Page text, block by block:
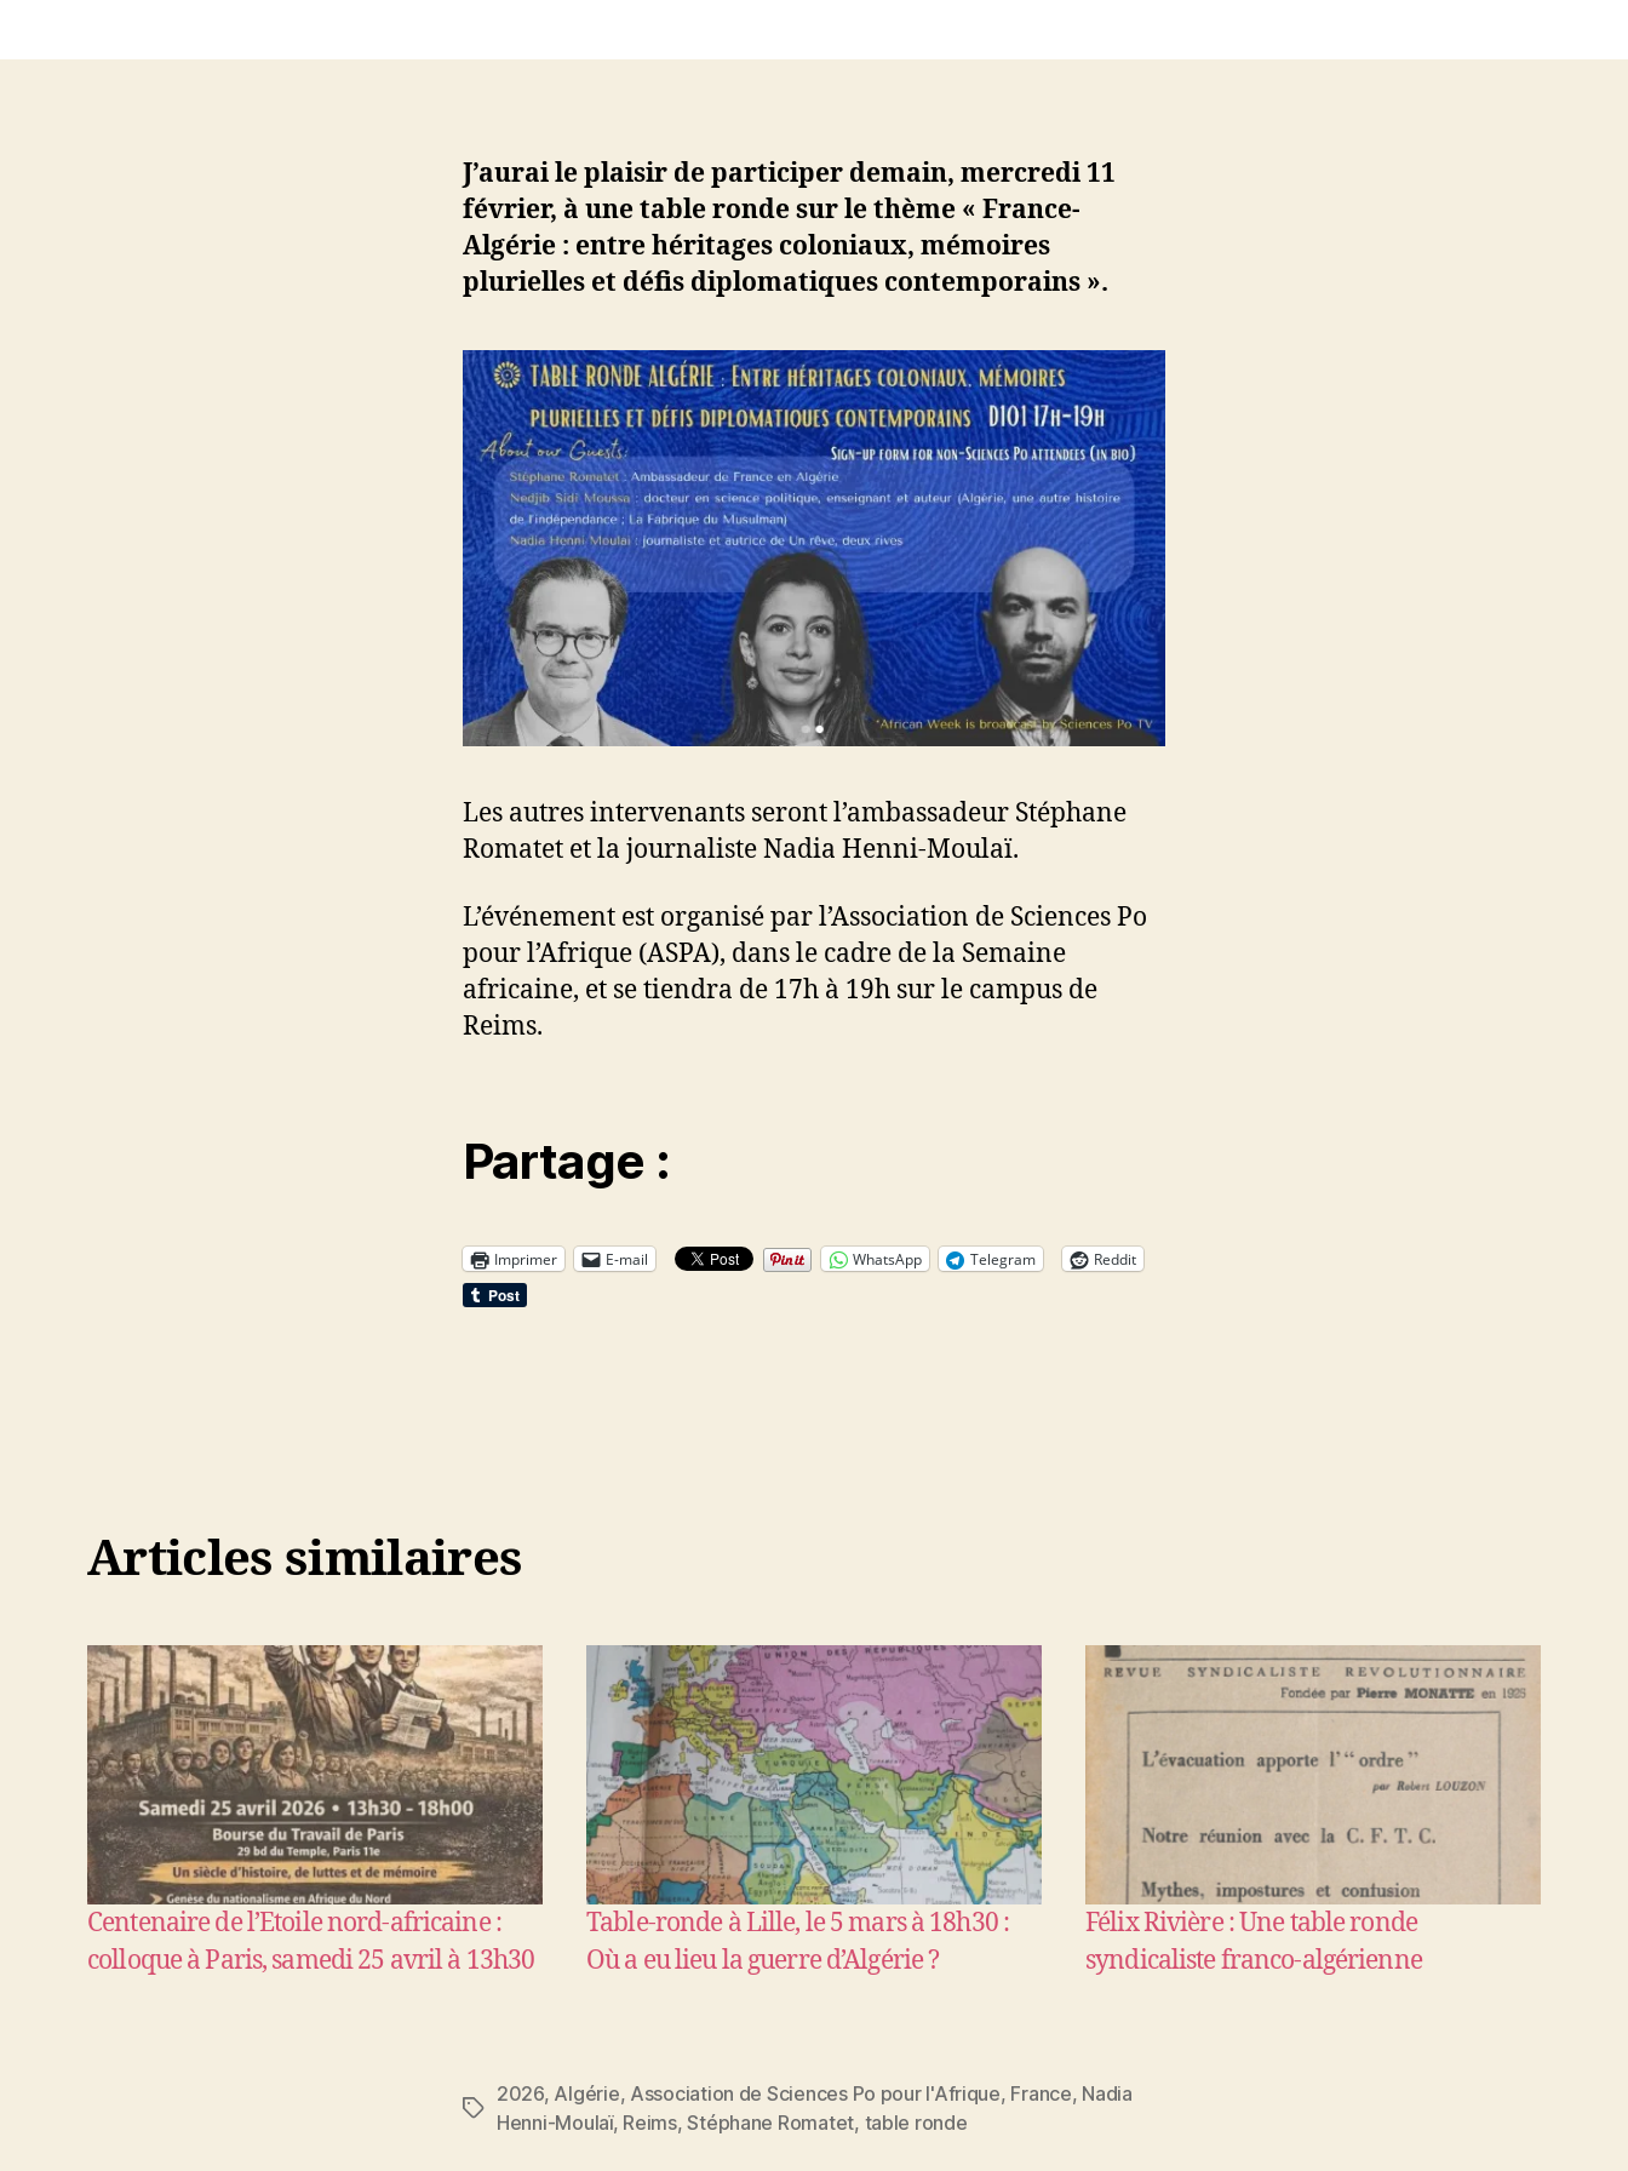
b
J’aurai le plaisir de participer demain, mercredi 11
février, à une table ronde sur le thème « France-
Algérie : entre héritages coloniaux, mémoires
plurielles et défis diplomatiques contemporains ».
Les autres intervenants seront l’ambassadeur Stéphane
Romatet et la journaliste Nadia Henni-Moulaï.
L’événement est organisé par l’Association de Sciences Po
pour l’Afrique (ASPA), dans le cadre de la Semaine
africaine, et se tiendra de 17h à 19h sur le campus de
Reims.
Partage :
Imprimer E-mail WhatsApp Telegram Reddit
Articles similaires
Centenaire de l’Etoile nord-africaine :
colloque à Paris, samedi 25 avril à 13h30
Table-ronde à Lille, le 5 mars à 18h30 :
Où a eu lieu la guerre d’Algérie ?
Félix Rivière : Une table ronde
syndicaliste franco-algérienne
Étiquettes
2026, Algérie, Association de Sciences Po pour l'Afrique, France, Nadia
Henni-Moulaï, Reims,Stéphane Romatet, table ronde